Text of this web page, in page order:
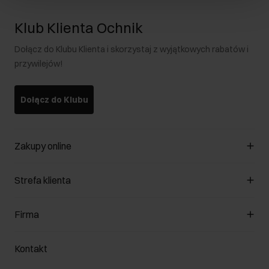
Klub Klienta Ochnik
Dołącz do Klubu Klienta i skorzystaj z wyjątkowych rabatów i
przywilejów!
Dołącz do Klubu
Zakupy online
Zarządzaj cookies
Formy płatności
Jak dokonać zwrotu?
Strefa klienta
Klub Klienta
Zwróć produkty
Firma
O nas
Kontakt